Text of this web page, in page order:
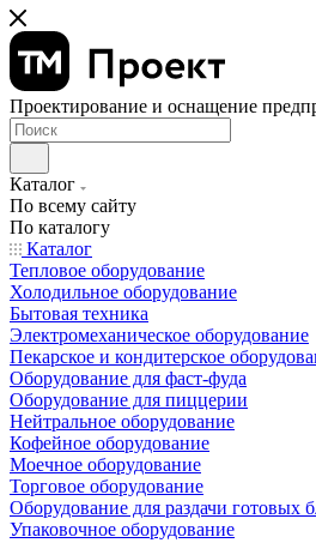
Проектирование и оснащение
Каталог
По всему сайту
По каталогу
Каталог
Тепловое оборудование
Холодильное оборудование
Бытовая техника
Электромеханическое оборудование
Пекарское и кондитерское
Оборудование для фаст-фуда
Оборудование для пиццерии
Нейтральное оборудование
Кофейное оборудование
Моечное оборудование
Торговое оборудование
Оборудование для раздачи готовых
Упаковочное оборудование